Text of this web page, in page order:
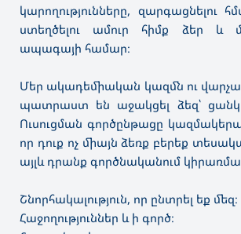
կարողությունները, զարգացնելու
ստեղծելու ամուր հիմք ձեր և
ապագայի համար։
Մեր ակադեմիական կազմն ու
պատրաստ են աջակցել ձեզ՝
Ուսուցման գործընթացը
որ դուք ոչ միայն ձեռք բերեք
այլև դրանք գործնականում
Շնորհակալություն, որ ընտրել եք մեզ։
Հաջողություններ և ի գործ։